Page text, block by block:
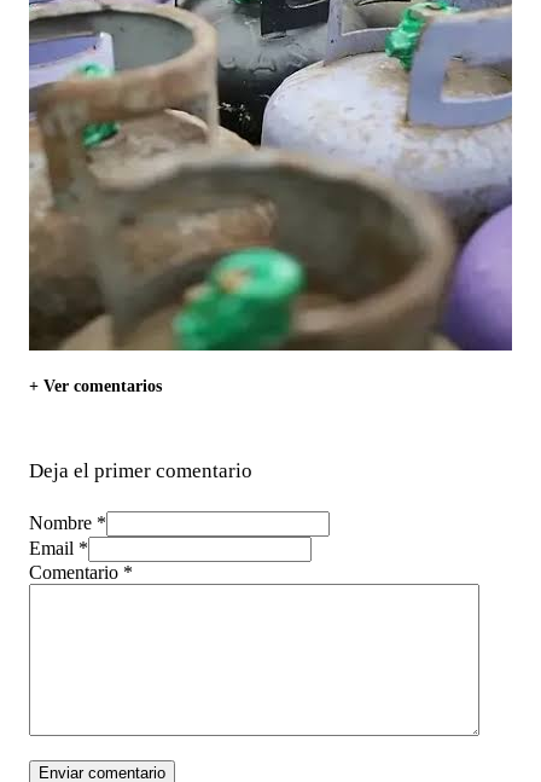
+ Ver comentarios
Deja el primer comentario
Nombre *
Email *
Comentario *